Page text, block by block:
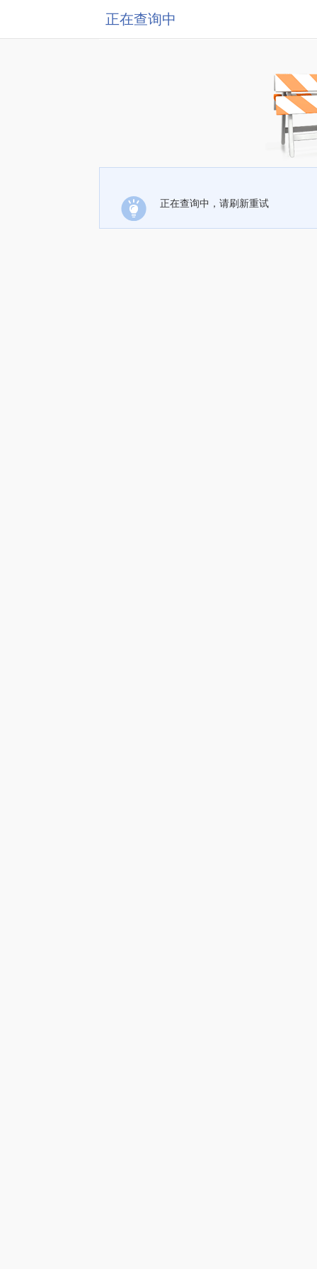
正在查询中
正在查询中，请刷新重试